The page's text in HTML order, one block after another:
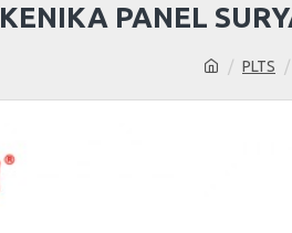
PLTS
KENIKA PANEL